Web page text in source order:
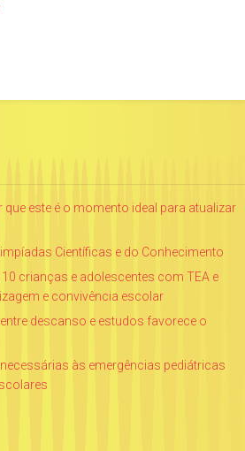
este é o momento ideal para atualizar
Científicas e do Conhecimento
crianças e adolescentes com TEA e
e convivência escolar
descanso e estudos favorece o
às emergências pediátricas